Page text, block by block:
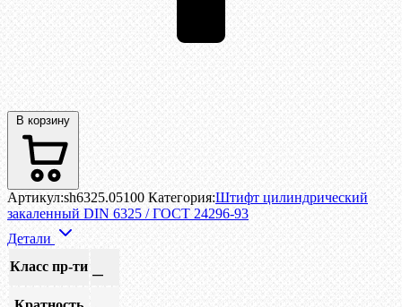
В корзину
Артикул:sh6325.05100 Категория:Штифт цилиндрический
закаленный DIN 6325 / ГОСТ 24296-93
Детали
Класс пр-ти —